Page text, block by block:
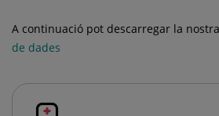
A continuació pot descarregar la nostra
de dades